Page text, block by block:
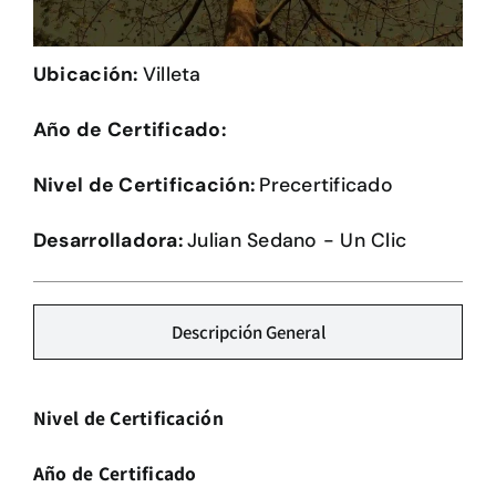
Herramientas
Credenciales
Plataforma CASA
Ubicación: Villeta
Año de Certificado:
Nivel de Certificación: Precertificado
Desarrolladora:Julian Sedano - Un Clic
Descripción General
Nivel de Certificación
Año de Certificado